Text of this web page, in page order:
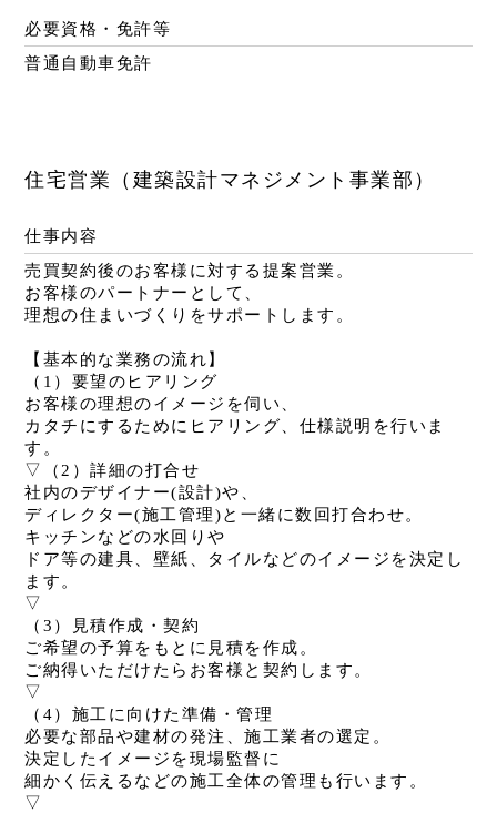
必要資格・免許等
普通自動車免許
住宅営業（建築設計マネジメント事業部）
仕事内容
売買契約後のお客様に対する提案営業。
お客様のパートナーとして、
理想の住まいづくりをサポートします。
【基本的な業務の流れ】
（1）要望のヒアリング
お客様の理想のイメージを伺い、
カタチにするためにヒアリング、仕様説明を行いま
す。
▽（2）詳細の打合せ
社内のデザイナー(設計)や、
ディレクター(施工管理)と一緒に数回打合わせ。
キッチンなどの水回りや
ドア等の建具、壁紙、タイルなどのイメージを決定し
ます。
▽
（3）見積作成・契約
ご希望の予算をもとに見積を作成。
ご納得いただけたらお客様と契約します。
▽
（4）施工に向けた準備・管理
必要な部品や建材の発注、施工業者の選定。
決定したイメージを現場監督に
細かく伝えるなどの施工全体の管理も行います。
▽